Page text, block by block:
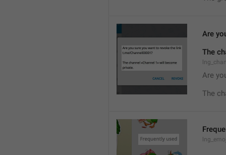
Are
The
Are
The